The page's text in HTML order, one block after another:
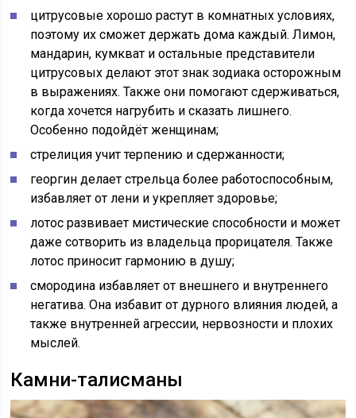
цитрусовые хорошо растут в комнатных условиях,
поэтому их сможет держать дома каждый. Лимон,
мандарин, кумкват и остальные представители
цитрусовых делают этот знак зодиака осторожным
в выражениях. Также они помогают сдерживаться,
когда хочется нагрубить и сказать лишнего.
Особенно подойдёт женщинам;
стрелиция учит терпению и сдержанности;
георгин делает стрельца более работоспособным,
избавляет от лени и укрепляет здоровье;
лотос развивает мистические способности и может
даже сотворить из владельца прорицателя. Также
лотос приносит гармонию в душу;
смородина избавляет от внешнего и внутреннего
негатива. Она избавит от дурного влияния людей, а
также внутренней агрессии, нервозности и плохих
мыслей.
Камни-талисманы